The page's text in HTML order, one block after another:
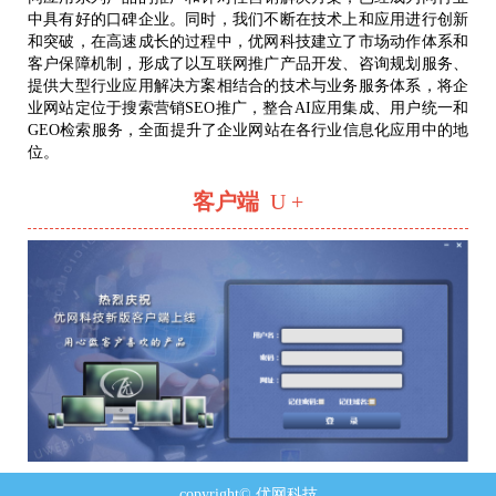
中具有好的口碑企业。同时，我们不断在技术上和应用进行创新
和突破，在高速成长的过程中，优网科技建立了市场动作体系和
客户保障机制，形成了以互联网推广产品开发、咨询规划服务、
提供大型行业应用解决方案相结合的技术与业务服务体系，将企
业网站定位于搜索营销SEO推广，整合AI应用集成、用户统一和
GEO检索服务，全面提升了企业网站在各行业信息化应用中的地
位。
客户端 U +